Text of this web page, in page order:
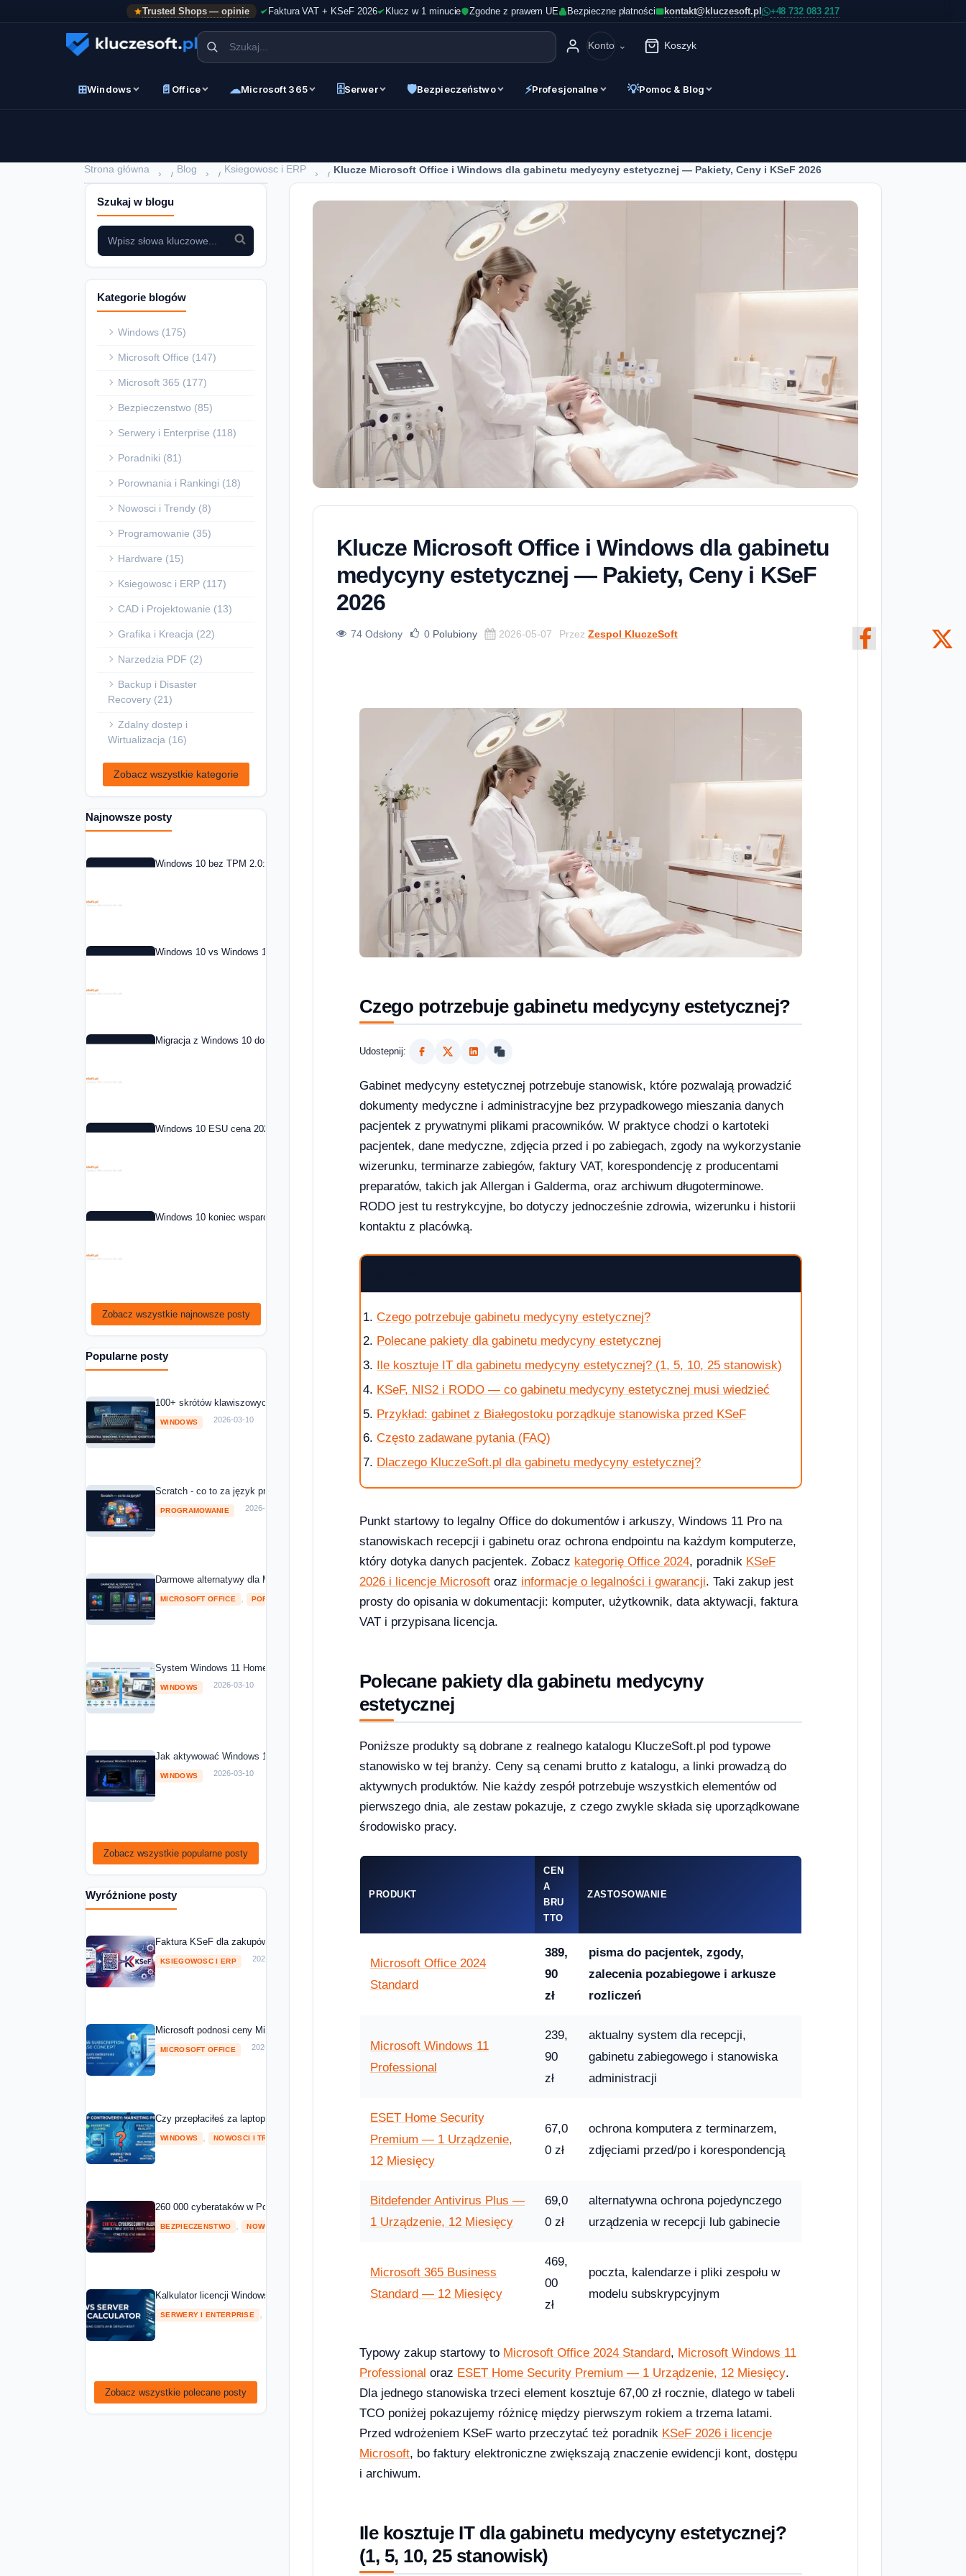
Trusted Shops — opinie Faktura VAT + KSeF 2026 Klucz w 1 minucie Zgodne z prawem UE Bezpieczne płatności kontakt@kluczesoft.pl
Konto Koszyk
⊞Windows 📄 Office ☁Microsoft 365 🗄Serwer 🛡Bezpieczeństwo ⚡Profesjonalne 💡Pomoc & Blog
Strona główna › Blog › Ksiegowosc i ERP › Klucze Microsoft Office i Windows dla gabinetu medycyny estetycznej — Pakiety, Ceny i KSeF 2026
Szukaj w blogu
Kategorie blogów
Windows (175)
Microsoft Office (147)
Microsoft 365 (177)
Bezpieczenstwo (85)
Serwery i Enterprise (118)
Poradniki (81)
Porownania i Rankingi (18)
Nowosci i Trendy (8)
Programowanie (35)
Hardware (15)
Ksiegowosc i ERP (117)
CAD i Projektowanie (13)
Grafika i Kreacja (22)
Narzedzia PDF (2)
Backup i Disaster
Recovery (21)
Zdalny dostep i
Wirtualizacja (16)
Zobacz wszystkie kategorie
Najnowsze posty
Windows 10 bez TPM 2.0: co zrobic w 2026?
Windows 10 vs Windows 11: czy warto aktualizowac w 2026?
Migracja z Windows 10 do Windows 11 krok po kroku
Windows 10 ESU cena 2026: co to jest i jak kupic?
Windows 10 koniec wsparcia: co dalej w 2026 roku?
Zobacz wszystkie najnowsze posty
Popularne posty
100+ skrótów klawiszowych Windows 11 i 10 — kompletna ściąga [2026]
WINDOWS 2026-03-10
Scratch - co to za język programowania?
PROGRAMOWANIE 2026-03-10
Darmowe alternatywy dla Microsoft Office — porównanie 6 pakietów w 2026
MICROSOFT OFFICE POROWNANIA I RANKINGI 2026-03-10
System Windows 11 Home vs Windows 11 Pro – porównanie wersji systemów operacyjny
WINDOWS 2026-03-10
Jak aktywować Windows 11 telefonicznie — aktywacja przez telefon krok po kroku [2026]
WINDOWS 2026-03-10
Zobacz wszystkie popularne posty
Wyróżnione posty
Faktura KSeF dla zakupów Microsoft 2026 — co musi wiedzieć dział IT i księgowość
KSIEGOWOSC I ERP 2026-05-01
Microsoft podnosi ceny Microsoft 365 o 13-33% od lipca 2026 — co to oznacza dla Twojej firmy?
MICROSOFT OFFICE 2026-04-08
Czy przepłaciłeś za laptopa z NPU? Microsoft zmienił reguły — producenci i użytkownicy na lodzie
WINDOWS NOWOSCI I TRENDY
260 000 cyberataków w Polsce w 2025 roku — a 71% małych firm wciąż twierdzi, że to ich nie dotyczy
BEZPIECZENSTWO NOWOSCI I TRENDY 2026-04-08
Kalkulator licencji Windows Server — oblicz ile potrzebujesz [2026]
SERWERY I ENTERPRISE
Zobacz wszystkie polecane posty
Klucze Microsoft Office i Windows dla gabinetu
medycyny estetycznej — Pakiety, Ceny i KSeF
2026
74 Odsłony 0 Polubiony 2026-05-07 Przez Zespol KluczeSoft
Czego potrzebuje gabinetu medycyny estetycznej?
Udostepnij:
Gabinet medycyny estetycznej potrzebuje stanowisk, które pozwalają prowadzić
dokumenty medyczne i administracyjne bez przypadkowego mieszania danych
pacjentek z prywatnymi plikami pracowników. W praktyce chodzi o kartoteki
pacjentek, dane medyczne, zdjęcia przed i po zabiegach, zgody na wykorzystanie
wizerunku, terminarze zabiegów, faktury VAT, korespondencję z producentami
preparatów, takich jak Allergan i Galderma, oraz archiwum długoterminowe.
RODO jest tu restrykcyjne, bo dotyczy jednocześnie zdrowia, wizerunku i historii
kontaktu z placówką.
Czego potrzebuje gabinetu medycyny estetycznej?
Polecane pakiety dla gabinetu medycyny estetycznej
Ile kosztuje IT dla gabinetu medycyny estetycznej? (1, 5, 10, 25 stanowisk)
KSeF, NIS2 i RODO — co gabinetu medycyny estetycznej musi wiedzieć
Przykład: gabinet z Białegostoku porządkuje stanowiska przed KSeF
Często zadawane pytania (FAQ)
Dlaczego KluczeSoft.pl dla gabinetu medycyny estetycznej?
Punkt startowy to legalny Office do dokumentów i arkuszy, Windows 11 Pro na
stanowiskach recepcji i gabinetu oraz ochrona endpointu na każdym komputerze,
który dotyka danych pacjentek. Zobacz kategorię Office 2024, poradnik KSeF
2026 i licencje Microsoft oraz informacje o legalności i gwarancji. Taki zakup jest
prosty do opisania w dokumentacji: komputer, użytkownik, data aktywacji, faktura
VAT i przypisana licencja.
Polecane pakiety dla gabinetu medycyny
estetycznej
Poniższe produkty są dobrane z realnego katalogu KluczeSoft.pl pod typowe
stanowisko w tej branży. Ceny są cenami brutto z katalogu, a linki prowadzą do
aktywnych produktów. Nie każdy zespół potrzebuje wszystkich elementów od
pierwszego dnia, ale zestaw pokazuje, z czego zwykle składa się uporządkowane
środowisko pracy.
PRODUKT
CEN
A
BRU
TTO
ZASTOSOWANIE
Microsoft Office 2024
Standard
389,
90
zł
pisma do pacjentek, zgody,
zalecenia pozabiegowe i arkusze
rozliczeń
Microsoft Windows 11
Professional
239,
90
zł
aktualny system dla recepcji,
gabinetu zabiegowego i stanowiska
administracji
ESET Home Security
Premium — 1 Urządzenie,
12 Miesięcy
67,0
0 zł
ochrona komputera z terminarzem,
zdjęciami przed/po i korespondencją
Bitdefender Antivirus Plus —
1 Urządzenie, 12 Miesięcy
69,0
0 zł
alternatywna ochrona pojedynczego
urządzenia w recepcji lub gabinecie
Microsoft 365 Business
Standard — 12 Miesięcy
469,
00
zł
poczta, kalendarze i pliki zespołu w
modelu subskrypcyjnym
Typowy zakup startowy to Microsoft Office 2024 Standard, Microsoft Windows 11
Professional oraz ESET Home Security Premium — 1 Urządzenie, 12 Miesięcy.
Dla jednego stanowiska trzeci element kosztuje 67,00 zł rocznie, dlatego w tabeli
TCO poniżej pokazujemy różnicę między pierwszym rokiem a trzema latami.
Przed wdrożeniem KSeF warto przeczytać też poradnik KSeF 2026 i licencje
Microsoft, bo faktury elektroniczne zwiększają znaczenie ewidencji kont, dostępu
i archiwum.
Ile kosztuje IT dla gabinetu medycyny estetycznej?
(1, 5, 10, 25 stanowisk)